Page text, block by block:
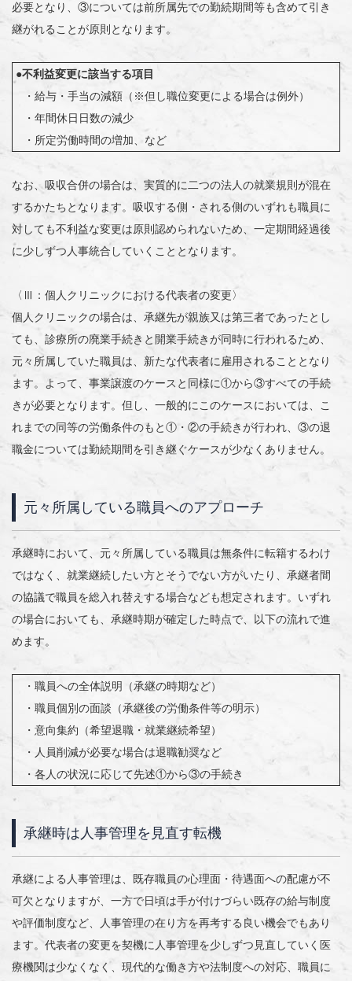
必要となり、③については前所属先での勤続期間等も含めて引き
継がれることが原則となります。
●不利益変更に該当する項目
・給与・手当の減額（※但し職位変更による場合は例外）
・年間休日日数の減少
・所定労働時間の増加、など
なお、吸収合併の場合は、実質的に二つの法人の就業規則が混在
するかたちとなります。吸収する側・される側のいずれも職員に
対しても不利益な変更は原則認められないため、一定期間経過後
に少しずつ人事統合していくこととなります。
〈Ⅲ：個人クリニックにおける代表者の変更〉
個人クリニックの場合は、承継先が親族又は第三者であったとし
ても、診療所の廃業手続きと開業手続きが同時に行われるため、
元々所属していた職員は、新たな代表者に雇用されることとなり
ます。よって、事業譲渡のケースと同様に①から③すべての手続
きが必要となります。但し、一般的にこのケースにおいては、こ
れまでの同等の労働条件のもと①・②の手続きが行われ、③の退
職金については勤続期間を引き継ぐケースが少なくありません。
元々所属している職員へのアプローチ
承継時において、元々所属している職員は無条件に転籍するわけ
ではなく、就業継続したい方とそうでない方がいたり、承継者間
の協議で職員を総入れ替えする場合なども想定されます。いずれ
の場合においても、承継時期が確定した時点で、以下の流れで進
めます。
・職員への全体説明（承継の時期など）
・職員個別の面談（承継後の労働条件等の明示）
・意向集約（希望退職・就業継続希望）
・人員削減が必要な場合は退職勧奨など
・各人の状況に応じて先述①から③の手続き
承継時は人事管理を見直す転機
承継による人事管理は、既存職員の心理面・待遇面への配慮が不
可欠となりますが、一方で日頃は手が付けづらい既存の給与制度
や評価制度など、人事管理の在り方を再考する良い機会でもあり
ます。代表者の変更を契機に人事管理を少しずつ見直していく医
療機関は少なくなく、現代的な働き方や法制度への対応、職員に